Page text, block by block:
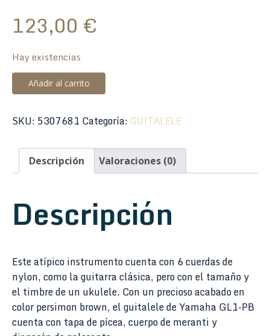
123,00 €
Hay existencias
Guitalele
Yamaha
PB
Brown
cantidad
Añadir al carrito
SKU: 5307681 Categoría: GUITALELE
Descripción Valoraciones (0)
Descripción
Este atípico instrumento cuenta con 6 cuerdas de
nylon, como la guitarra clásica, pero con el tamaño y
el timbre de un ukulele. Con un precioso acabado en
color persimon brown, el guitalele de Yamaha GL1-PB
cuenta con tapa de pícea, cuerpo de meranti y